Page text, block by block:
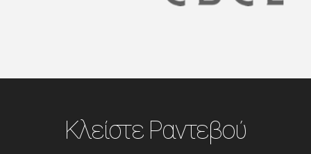
Κλείστε Ραντεβού